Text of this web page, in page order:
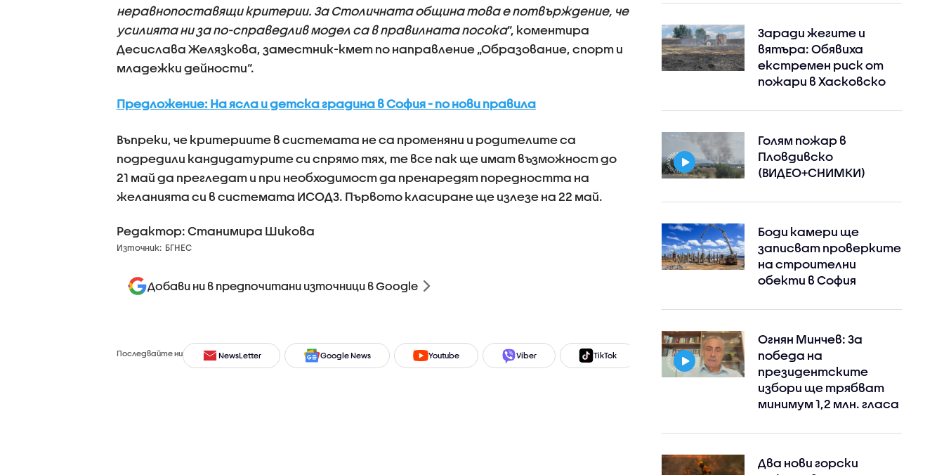
неравнопоставящи критерии. За Столичната община това е потвърждение, че
усилията ни за по-справедлив модел са в правилната посока“, коментира
Десислава Желязкова, заместник-кмет по направление „Образование, спорт и
младежки дейности“.
Предложение: На ясла и детска градина в София - по нови правила
Въпреки, че критериите в системата не са променяни и родителите са
подредили кандидатурите си спрямо тях, те все пак ще имат възможност до
21 май да прегледат и при необходимост да пренаредят поредността на
желанията си в системата ИСОДЗ. Първото класиране ще излезе на 22 май.
Редактор: Станимира Шикова
Източник: БГНЕС
Добави ни в предпочитани източници в Google
Последвайте ни NewsLetter Google News Youtube Viber TikTok Instagram Facebook
Заради жегите и
вятъра: Обявиха
екстремен риск от
пожари в Хасковско
Голям пожар в
Пловдивско
(ВИДЕО+СНИМКИ)
Боди камери ще
записват проверките
на строителни
обекти в София
Огнян Минчев: За
победа на
президентските
избори ще трябват
минимум 1,2 млн. гласа
Два нови горски